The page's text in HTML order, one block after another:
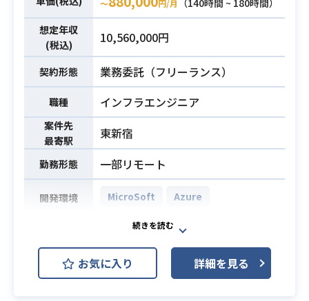
〜 円/月
想定年収
(税込)
10,560,000円
契約形態 業務委託（フリーランス）
職種 インフラエンジニア
案件先
最寄駅
東新宿
勤務形態 一部リモート
開発環境 MicroSoft Azure
【案件概要】
大手ゲーム会社にてAzureのSEを募
集いたします。
現在要件定義は終わり構築ベンダー
お気に入り 詳細を見る